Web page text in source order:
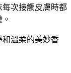
次接觸皮膚時都
和溫柔的美妙香